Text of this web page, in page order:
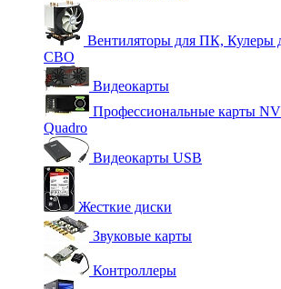
Вентиляторы для ПК, Кулеры
СВО
Видеокарты
Профессиональные карты
Quadro
Видеокарты USB
Жесткие диски
Звуковые карты
Контроллеры